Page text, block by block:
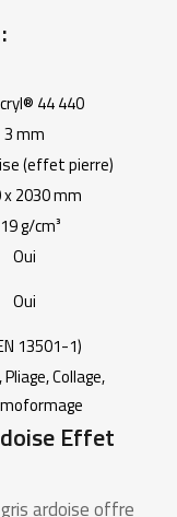
44 440
3 mm
(effet pierre)
2030 mm
g/cm³
Oui
Oui
13501-1)
Collage,
Effet
ardoise offre